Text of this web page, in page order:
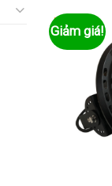
Giảm giá!